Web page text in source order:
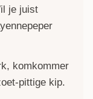
je juist
komkommer
pittige kip.